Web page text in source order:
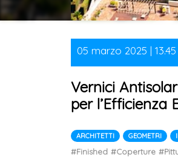
05 marzo 2025 | 13.45
Vernici
per l’Efficienza
ARCHITETTI GEOMETRI
#Finished #Coperture